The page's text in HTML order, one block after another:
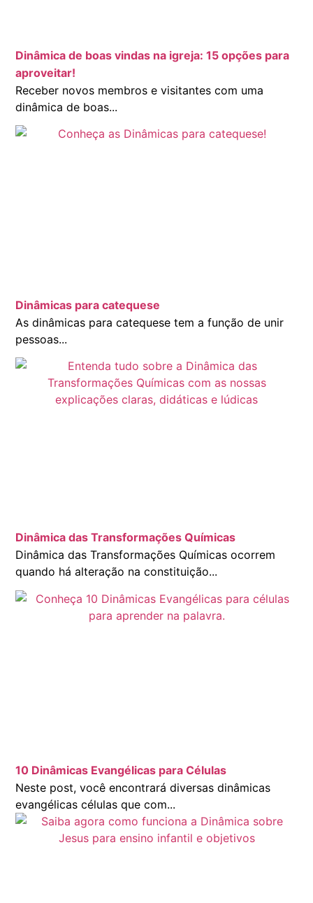
Dinâmica de boas vindas na igreja: 15 opções para
aproveitar!
Receber novos membros e visitantes com uma
dinâmica de boas...
Dinâmicas para catequese
As dinâmicas para catequese tem a função de unir
pessoas...
Dinâmica das Transformações Químicas
Dinâmica das Transformações Químicas ocorrem
quando há alteração na constituição...
10 Dinâmicas Evangélicas para Células
Neste post, você encontrará diversas dinâmicas
evangélicas células que com...